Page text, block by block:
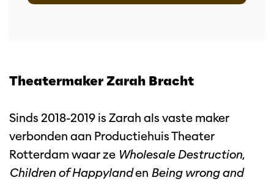
Theatermaker Zarah Bracht
Sinds 2018-2019 is Zarah als vaste maker
verbonden aan Productiehuis Theater
Rotterdam waar ze Wholesale Destruction,
Children of Happylanden Being wrong and
Inzoomen